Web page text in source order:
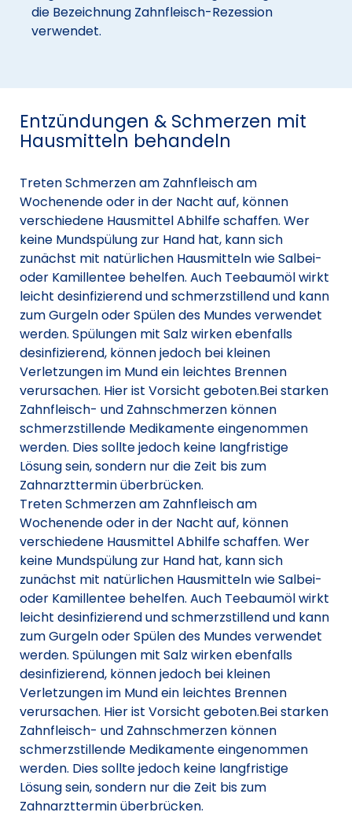
die Bezeichnung Zahnfleisch-Rezession
verwendet.
Entzündungen & Schmerzen mit
Hausmitteln behandeln
Treten Schmerzen am Zahnfleisch am
Wochenende oder in der Nacht auf, können
verschiedene Hausmittel Abhilfe schaffen. Wer
keine Mundspülung zur Hand hat, kann sich
zunächst mit natürlichen Hausmitteln wie Salbei-
oder Kamillentee behelfen. Auch Teebaumöl wirkt
leicht desinfizierend und schmerzstillend und kann
zum Gurgeln oder Spülen des Mundes verwendet
werden. Spülungen mit Salz wirken ebenfalls
desinfizierend, können jedoch bei kleinen
Verletzungen im Mund ein leichtes Brennen
verursachen. Hier ist Vorsicht geboten.Bei starken
Zahnfleisch- und Zahnschmerzen können
schmerzstillende Medikamente eingenommen
werden. Dies sollte jedoch keine langfristige
Lösung sein, sondern nur die Zeit bis zum
Zahnarzttermin überbrücken.
Treten Schmerzen am Zahnfleisch am
Wochenende oder in der Nacht auf, können
verschiedene Hausmittel Abhilfe schaffen. Wer
keine Mundspülung zur Hand hat, kann sich
zunächst mit natürlichen Hausmitteln wie Salbei-
oder Kamillentee behelfen. Auch Teebaumöl wirkt
leicht desinfizierend und schmerzstillend und kann
zum Gurgeln oder Spülen des Mundes verwendet
werden. Spülungen mit Salz wirken ebenfalls
desinfizierend, können jedoch bei kleinen
Verletzungen im Mund ein leichtes Brennen
verursachen. Hier ist Vorsicht geboten.Bei starken
Zahnfleisch- und Zahnschmerzen können
schmerzstillende Medikamente eingenommen
werden. Dies sollte jedoch keine langfristige
Lösung sein, sondern nur die Zeit bis zum
Zahnarzttermin überbrücken.